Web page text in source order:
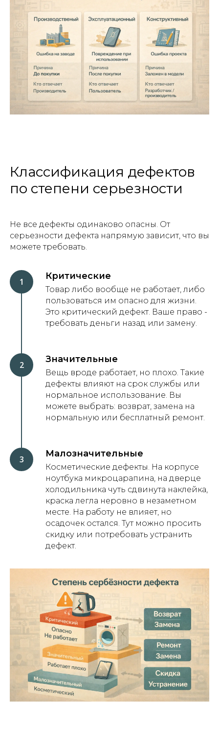
Классификация дефектов
по степени серьезности
Не все дефекты одинаково опасны. От
серьезности дефекта напрямую зависит, что вы
можете требовать.
Критические
Товар либо вообще не работает, либо
пользоваться им опасно для жизни.
Это критический дефект. Ваше право -
требовать деньги назад или замену.
Значительные
Вещь вроде работает, но плохо. Такие
дефекты влияют на срок службы или
нормальное использование. Вы
можете выбрать: возврат, замена на
нормальную или бесплатный ремонт.
Малозначительные
Косметические дефекты. На корпусе
ноутбука микроцарапина, на дверце
холодильника чуть сдвинута наклейка,
краска легла неровно в незаметном
месте. На работу не влияет, но
осадочек остался. Тут можно просить
скидку или потребовать устранить
дефект.